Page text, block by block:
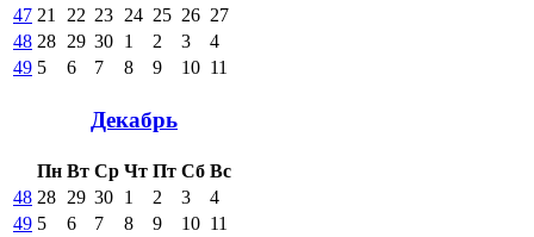
47 21 22 23 24 25 26 27
48 28 29 30 1 2 3
4
49 5 6 7 8 9 10 11
Декабрь
Пн Вт Ср Чт Пт Сб Вс
48 28 29 30 1 2 3
4
49 5 6 7 8 9 10 11